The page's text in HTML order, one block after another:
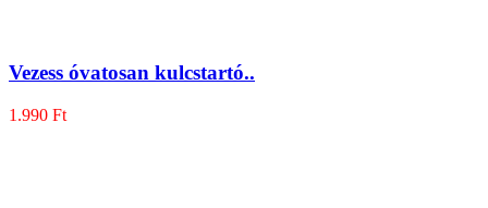
Vezess óvatosan kulcstartó..
1.990 Ft